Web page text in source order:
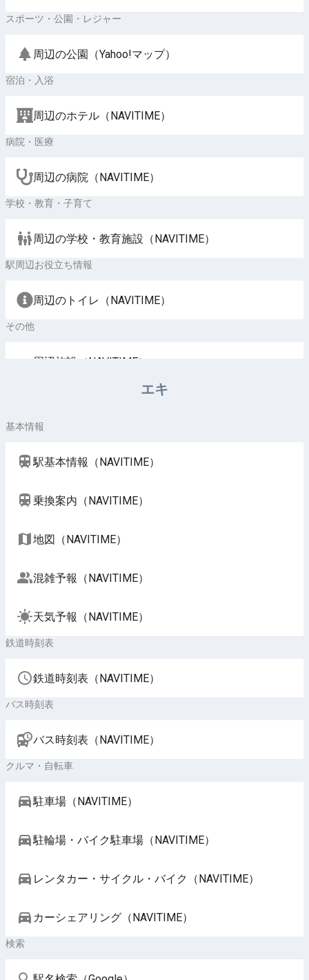
スポーツ・公園・レジャー
周辺の公園（Yahoo!マップ）
宿泊・入浴
周辺のホテル（NAVITIME）
病院・医療
周辺の病院（NAVITIME）
学校・教育・子育て
周辺の学校・教育施設（NAVITIME）
駅周辺お役立ち情報
周辺のトイレ（NAVITIME）
その他
周辺施設（NAVITIME）
エキ
基本情報
駅基本情報（NAVITIME）
乗換案内（NAVITIME）
地図（NAVITIME）
混雑予報（NAVITIME）
天気予報（NAVITIME）
鉄道時刻表
鉄道時刻表（NAVITIME）
バス時刻表
バス時刻表（NAVITIME）
クルマ・自転車
駐車場（NAVITIME）
駐輪場・バイク駐車場（NAVITIME）
レンタカー・サイクル・バイク（NAVITIME）
カーシェアリング（NAVITIME）
検索